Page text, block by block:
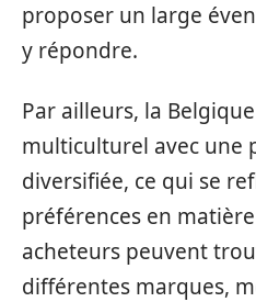
proposer un large
y répondre.
Par ailleurs, la
multiculturel avec une
diversifiée, ce qui se
préférences en
acheteurs peuvent
différentes marques,